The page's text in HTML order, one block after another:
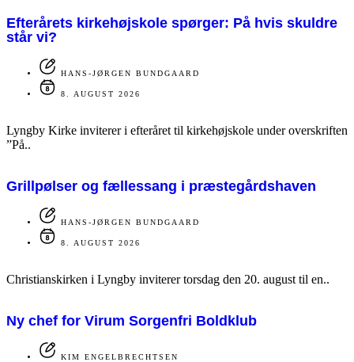
Efterårets kirkehøjskole spørger: På hvis skuldre
står vi?
HANS-JØRGEN BUNDGAARD
8. AUGUST 2026
Lyngby Kirke inviterer i efteråret til kirkehøjskole under overskriften
”På..
Grillpølser og fællessang i præstegårdshaven
HANS-JØRGEN BUNDGAARD
8. AUGUST 2026
Christianskirken i Lyngby inviterer torsdag den 20. august til en..
Ny chef for Virum Sorgenfri Boldklub
KIM ENGELBRECHTSEN